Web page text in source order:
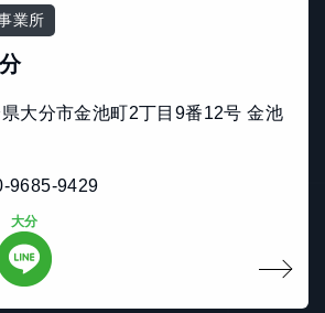
業所
大分市金池町2丁目9番12号 金池
大分